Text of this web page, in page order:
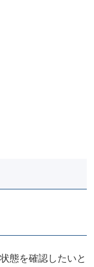
態を確認したいと